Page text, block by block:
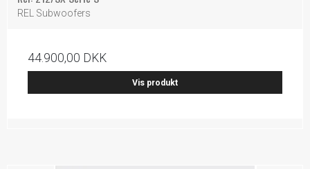
REL Subwoofers
44.900,00 DKK
Vis produkt